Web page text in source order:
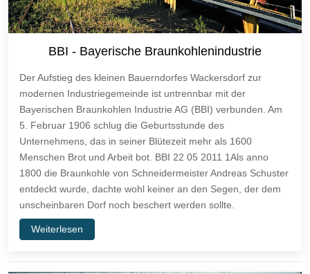
BBI - Bayerische Braunkohlenindustrie
Der Aufstieg des kleinen Bauerndorfes Wackersdorf zur
modernen Industriegemeinde ist untrennbar mit der
Bayerischen Braunkohlen Industrie AG (BBI) verbunden. Am
5. Februar 1906 schlug die Geburtsstunde des
Unternehmens, das in seiner Blütezeit mehr als 1600
Menschen Brot und Arbeit bot. BBI 22 05 2011 1Als anno
1800 die Braunkohle von Schneidermeister Andreas Schuster
entdeckt wurde, dachte wohl keiner an den Segen, der dem
unscheinbaren Dorf noch beschert werden sollte.
Weiterlesen